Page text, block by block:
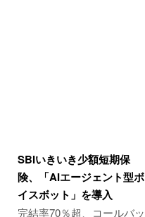
SBIいきいき少額短期保
険、「AIエージェント型ボ
イスボット」を導入
完結率70％超、コールバッ